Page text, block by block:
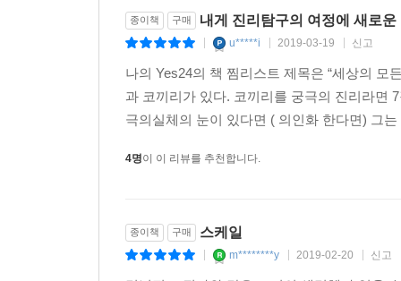
종이책 구매 내게 진리탐구의 여정에 새로
u*****i 2019-03-19 신고
나의 Yes24의 책 찜리스트 제목은 “세상의 모
과 코끼리가 있다. 코끼리를 궁극의 진리라면
극의실체의 눈이 있다면 ( 의인화 한다면) 그
4명이 이 리뷰를 추천합니다.
종이책 구매 스케일
m********y 2019-02-20 신고